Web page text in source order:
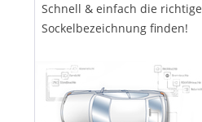
Schnell & einfach die richtige
Sockelbezeichnung finden!